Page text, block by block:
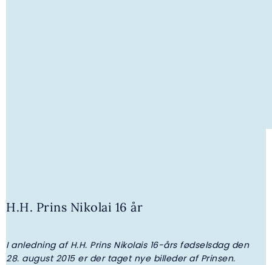
H.H. Prins Nikolai 16 år
I anledning af H.H. Prins Nikolais 16-års fødselsdag den
28. august 2015 er der taget nye billeder af Prinsen.
Uddelinger fra Nikolai og Felix Fonden